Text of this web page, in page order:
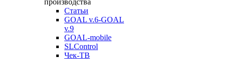
производства
Статьи
GOAL v.6-GOAL
v.9
GOAL-mobile
SLControl
Чек-ТВ